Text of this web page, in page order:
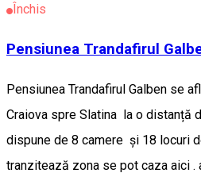
Închis
Pensiunea Trandafirul
Pensiunea Trandafirul Galben se
Craiova spre Slatina la o distanță
dispune de 8 camere și 18 locuri
tranzitează zona se pot caza aici .